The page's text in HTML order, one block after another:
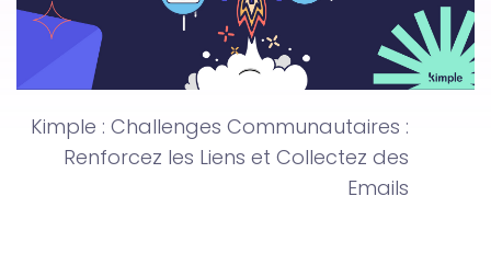
Kimple : Challenges Communautaires :
Renforcez les Liens et Collectez des
Emails